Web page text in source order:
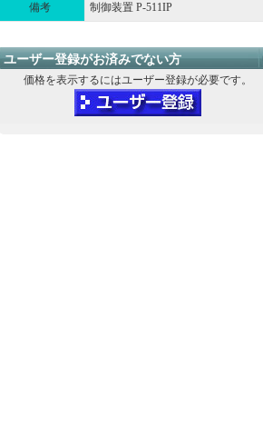
備考
制御装置 P-511IP
ユーザー登録がお済みでない方
価格を表示するにはユーザー登録が必要です。